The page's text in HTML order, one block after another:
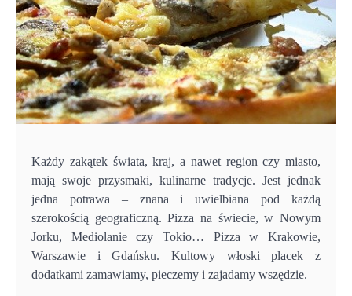
Każdy zakątek świata, kraj, a nawet region czy miasto,
mają swoje przysmaki, kulinarne tradycje. Jest jednak
jedna potrawa – znana i uwielbiana pod każdą
szerokością geograficzną. Pizza na świecie, w Nowym
Jorku, Mediolanie czy Tokio… Pizza w Krakowie,
Warszawie i Gdańsku. Kultowy włoski placek z
dodatkami zamawiamy, pieczemy i zajadamy wszędzie.